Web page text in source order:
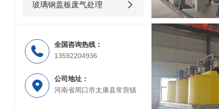
玻璃钢盖板废气处理
全国咨询热线：
13592204936
公司地址：
河南省周口市太康县常营镇